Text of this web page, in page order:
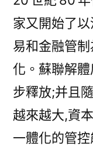
家又開始了
易和金融管
化。蘇聯解
步釋放;并且
越來越大,資
一體化的管